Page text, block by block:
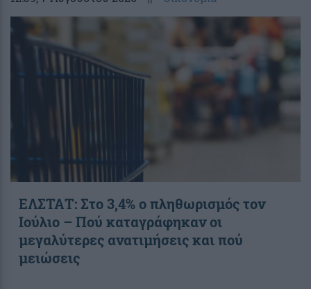
ΕΛΣΤΑΤ: Στο 3,4% ο πληθωρισμός τον
Ιούλιο – Πού καταγράφηκαν οι
μεγαλύτερες ανατιμήσεις και πού
μειώσεις